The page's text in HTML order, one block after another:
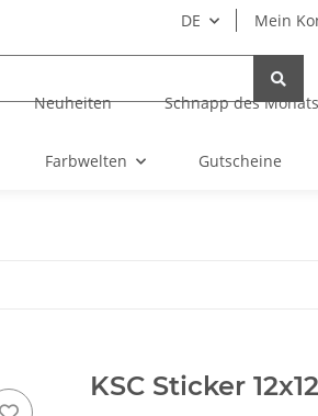
DE Mein
Neuheiten Schnapp des Monats
Farbwelten Gutscheine
KSC Sticker